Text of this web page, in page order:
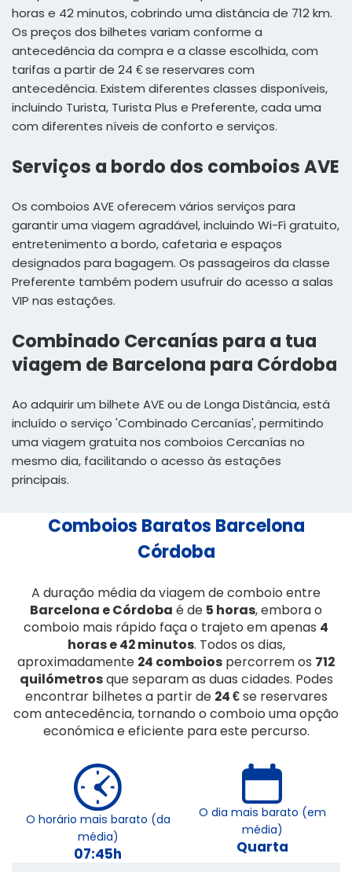
horas e 42 minutos, cobrindo uma distância de 712 km.
Os preços dos bilhetes variam conforme a
antecedência da compra e a classe escolhida, com
tarifas a partir de 24 € se reservares com
antecedência. Existem diferentes classes disponíveis,
incluindo Turista, Turista Plus e Preferente, cada uma
com diferentes níveis de conforto e serviços.
Serviços a bordo dos comboios AVE
Os comboios AVE oferecem vários serviços para
garantir uma viagem agradável, incluindo Wi-Fi gratuito,
entretenimento a bordo, cafetaria e espaços
designados para bagagem. Os passageiros da classe
Preferente também podem usufruir do acesso a salas
VIP nas estações.
Combinado Cercanías para a tua
viagem de Barcelona para Córdoba
Ao adquirir um bilhete AVE ou de Longa Distância, está
incluído o serviço 'Combinado Cercanías', permitindo
uma viagem gratuita nos comboios Cercanías no
mesmo dia, facilitando o acesso às estações
principais.
Comboios Baratos Barcelona
Córdoba
A duração média da viagem de comboio entre
Barcelona e Córdoba é de 5 horas, embora o
comboio mais rápido faça o trajeto em apenas 4
horas e 42 minutos. Todos os dias,
aproximadamente 24 comboios percorrem os 712
quilómetrosque separam as duas cidades. Podes
encontrar bilhetes a partir de 24 €se reservares
com antecedência, tornando o comboio uma opção
económica e eficiente para este percurso.
O horário mais barato (da
média)
07:45h
O dia mais barato (em
média)
Quarta